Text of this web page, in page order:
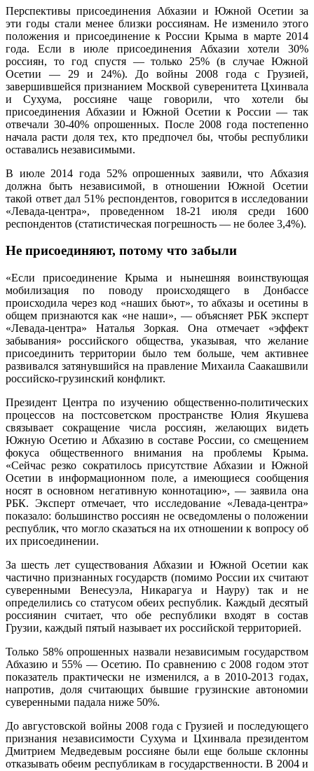
Перспективы присоединения Абхазии и Южной Осетии за
эти годы стали менее близки россиянам. Не изменило этого
положения и присоединение к России Крыма в марте 2014
года. Если в июле присоединения Абхазии хотели 30%
россиян, то год спустя — только 25% (в случае Южной
Осетии — 29 и 24%). До войны 2008 года с Грузией,
завершившейся признанием Москвой суверенитета Цхинвала
и Сухума, россияне чаще говорили, что хотели бы
присоединения Абхазии и Южной Осетии к России — так
отвечали 30-40% опрошенных. После 2008 года постепенно
начала расти доля тех, кто предпочел бы, чтобы республики
оставались независимыми.
В июле 2014 года 52% опрошенных заявили, что Абхазия
должна быть независимой, в отношении Южной Осетии
такой ответ дал 51% респондентов, говорится в исследовании
«Левада-центра», проведенном 18-21 июля среди 1600
респондентов (статистическая погрешность — не более 3,4%).
Не присоединяют, потому что забыли
«Если присоединение Крыма и нынешняя воинствующая
мобилизация по поводу происходящего в Донбассе
происходила через код «наших бьют», то абхазы и осетины в
общем признаются как «не наши», — объясняет РБК эксперт
«Левада-центра» Наталья Зоркая. Она отмечает «эффект
забывания» российского общества, указывая, что желание
присоединить территории было тем больше, чем активнее
развивался затянувшийся на правление Михаила Саакашвили
российско-грузинский конфликт.
Президент Центра по изучению общественно-политических
процессов на постсоветском пространстве Юлия Якушева
связывает сокращение числа россиян, желающих видеть
Южную Осетию и Абхазию в составе России, со смещением
фокуса общественного внимания на проблемы Крыма.
«Сейчас резко сократилось присутствие Абхазии и Южной
Осетии в информационном поле, а имеющиеся сообщения
носят в основном негативную коннотацию», — заявила она
РБК. Эксперт отмечает, что исследование «Левада-центра»
показало: большинство россиян не осведомлены о положении
республик, что могло сказаться на их отношении к вопросу об
их присоединении.
За шесть лет существования Абхазии и Южной Осетии как
частично признанных государств (помимо России их считают
суверенными Венесуэла, Никарагуа и Науру) так и не
определились со статусом обеих республик. Каждый десятый
россиянин считает, что обе республики входят в состав
Грузии, каждый пятый называет их российской территорией.
Только 58% опрошенных назвали независимым государством
Абхазию и 55% — Осетию. По сравнению с 2008 годом этот
показатель практически не изменился, а в 2010-2013 годах,
напротив, доля считающих бывшие грузинские автономии
суверенными падала ниже 50%.
До августовской войны 2008 года с Грузией и последующего
признания независимости Сухума и Цхинвала президентом
Дмитрием Медведевым россияне были еще больше склонны
отказывать обеим республикам в государственности. В 2004 и